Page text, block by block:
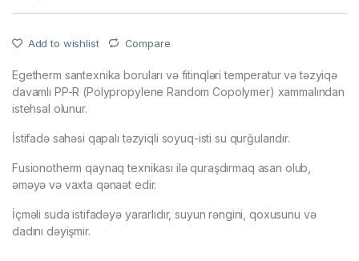
Add to wishlist Compare
Egetherm santexnika boruları və fitinqləri temperatur və təzyiqə
davamlı PP-R (Polypropylene Random Copolymer) xammalından
istehsal olunur.
İstifadə sahəsi qapalı təzyiqli soyuq-isti su qurğularıdır.
Fusionotherm qaynaq texnikası ilə quraşdırmaq asan olub,
əməyə və vaxta qənaət edir.
İçməli suda istifadəyə yararlıdır, suyun rəngini, qoxusunu və
dadını dəyişmir.